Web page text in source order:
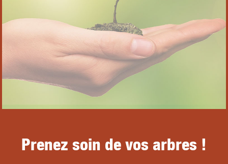
Prenez soin de vos arbres !